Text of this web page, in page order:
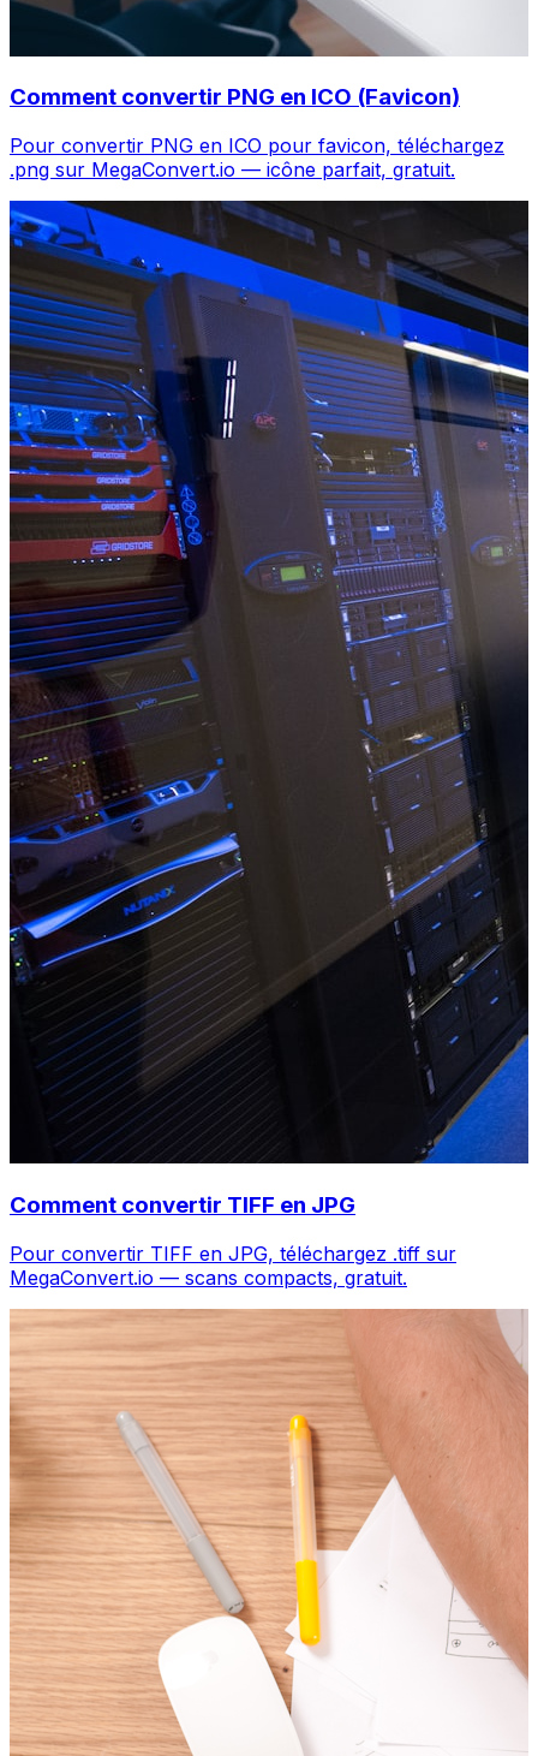
Comment convertir PNG en ICO (Favicon)
Pour convertir PNG en ICO pour favicon, téléchargez
.png sur MegaConvert.io — icône parfait, gratuit.
Comment convertir TIFF en JPG
Pour convertir TIFF en JPG, téléchargez .tiff sur
MegaConvert.io — scans compacts, gratuit.